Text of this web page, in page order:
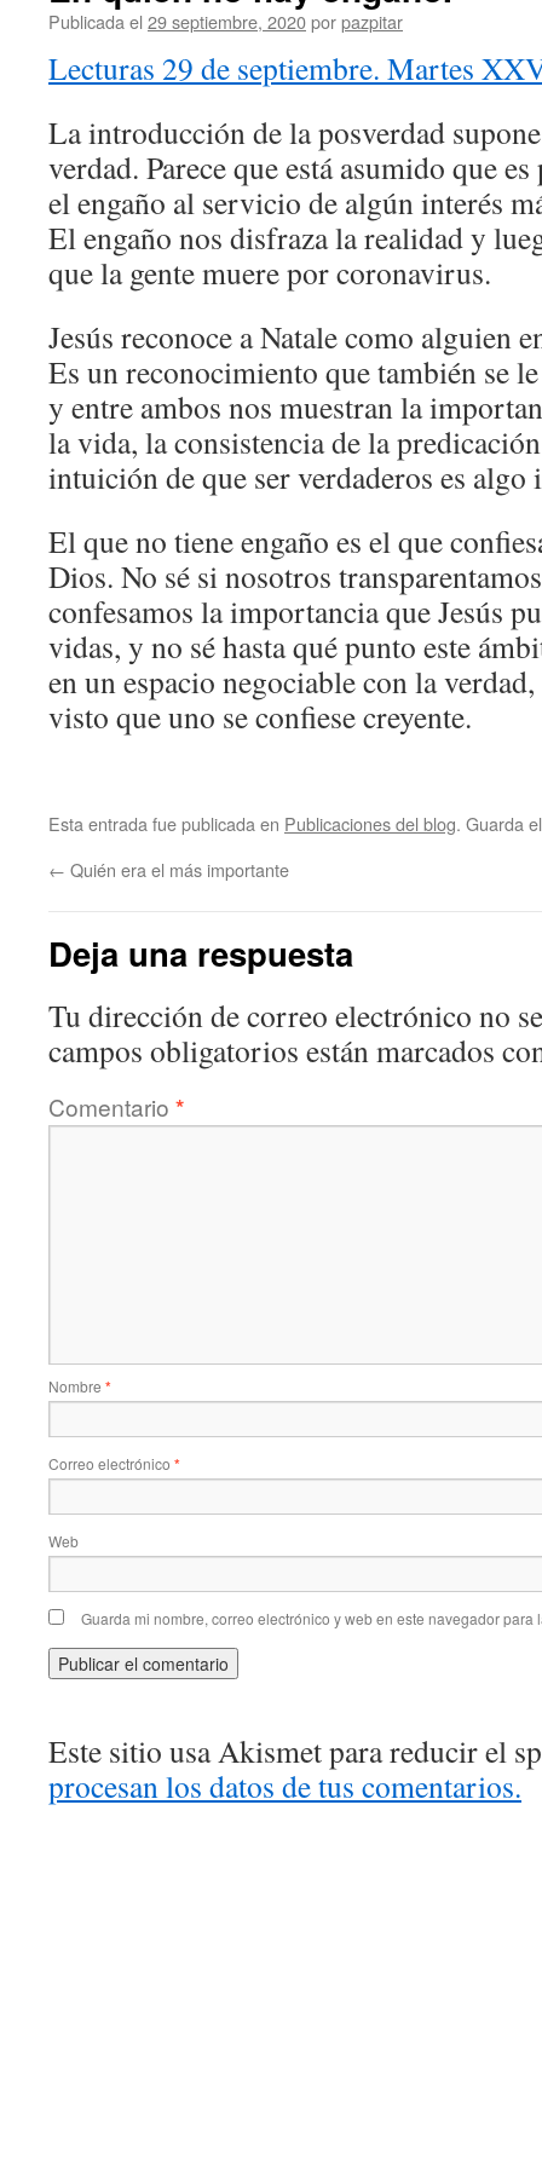
Publicada el 29 septiembre, 2020porpazpitar
Lecturas 29 de septiembre. Martes
La introducción de la posverdad
verdad. Parece que está asumido que
el engaño al servicio de algún interés
El engaño nos disfraza la realidad y
que la gente muere por coronavirus.
Jesús reconoce a Natale como alguien
Es un reconocimiento que también se
y entre ambos nos muestran la
la vida, la consistencia de la
intuición de que ser verdaderos es algo
El que no tiene engaño es el que
Dios. No sé si nosotros
confesamos la importancia que Jesús
vidas, y no sé hasta qué punto este
en un espacio negociable con la
visto que uno se confiese creyente.
Esta entrada fue publicada en Publicaciones del blog. Guarda
← Quién era el más importante
Deja una respuesta
Tu dirección de correo electrónico no
campos obligatorios están marcados
Comentario *
Nombre *
Correo electrónico *
Web
Guarda mi nombre, correo electrónico y web en este navegador para
Este sitio usa Akismet para reducir el
procesan los datos de tus comentarios.